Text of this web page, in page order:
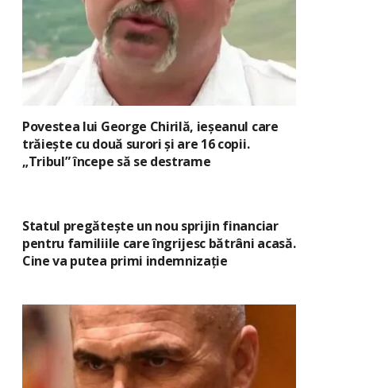
Povestea lui George Chirilă, ieșeanul care
trăiește cu două surori și are 16 copii.
„Tribul” începe să se destrame
Statul pregătește un nou sprijin financiar
pentru familiile care îngrijesc bătrâni acasă.
Cine va putea primi indemnizație